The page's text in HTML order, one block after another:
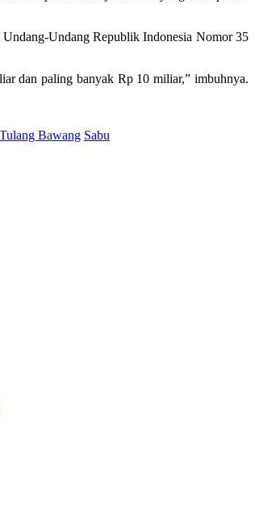
Undang-Undang Republik Indonesia Nomor 35
dan paling banyak Rp 10 miliar,” imbuhnya.
Bawang Sabu